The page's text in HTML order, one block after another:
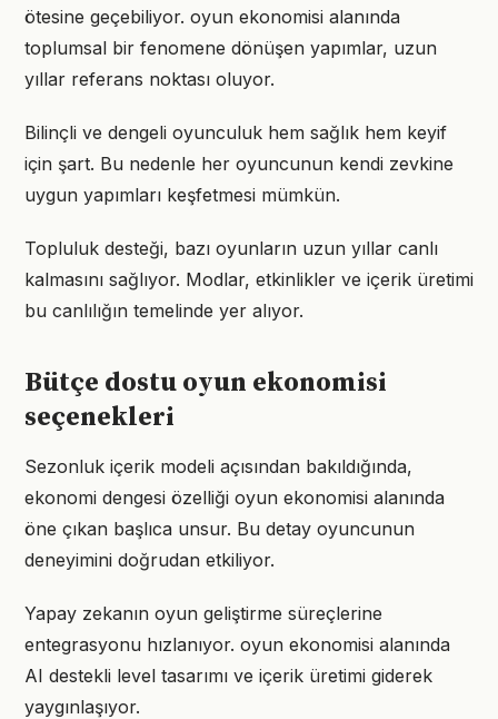
ötesine geçebiliyor. oyun ekonomisi alanında
toplumsal bir fenomene dönüşen yapımlar, uzun
yıllar referans noktası oluyor.
Bilinçli ve dengeli oyunculuk hem sağlık hem keyif
için şart. Bu nedenle her oyuncunun kendi zevkine
uygun yapımları keşfetmesi mümkün.
Topluluk desteği, bazı oyunların uzun yıllar canlı
kalmasını sağlıyor. Modlar, etkinlikler ve içerik üretimi
bu canlılığın temelinde yer alıyor.
Bütçe dostu oyun ekonomisi
seçenekleri
Sezonluk içerik modeli açısından bakıldığında,
ekonomi dengesi özelliği oyun ekonomisi alanında
öne çıkan başlıca unsur. Bu detay oyuncunun
deneyimini doğrudan etkiliyor.
Yapay zekanın oyun geliştirme süreçlerine
entegrasyonu hızlanıyor. oyun ekonomisi alanında
AI destekli level tasarımı ve içerik üretimi giderek
yaygınlaşıyor.